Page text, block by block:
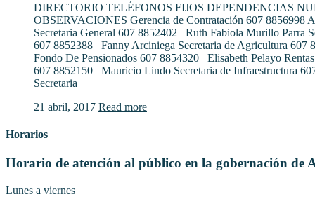
DIRECTORIO TELÉFONOS FIJOS DEPENDENCIAS
OBSERVACIONES Gerencia de Contratación 607 8856998
Secretaria General 607 8852402 Ruth Fabiola Murillo Parra
607 8852388 Fanny Arciniega Secretaria de Agricultura 607
Fondo De Pensionados 607 8854320 Elisabeth Pelayo
607 8852150 Mauricio Lindo Secretaria de Infraestructura
Secretaria
21 abril, 2017 Read more
Horarios
Horario de atención al público en la gobernación de
Lunes a viernes